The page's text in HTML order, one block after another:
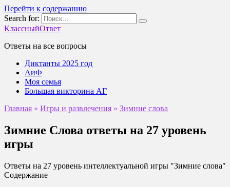
Перейти к содержанию
Search for:
КлассныйОтвет
Ответы на все вопросы
Диктанты 2025 год
АиФ
Моя семья
Большая викторина АГ
Главная » Игры и развлечения » Зимние слова
Зимние Слова ответы на 27 уровень
игры
Ответы на 27 уровень интеллектуальной игры "Зимние слова"
Содержание